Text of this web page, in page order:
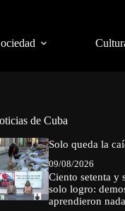
de Cuba
Solo queda la
09/08/2026
Ciento setenta y
solo logro:
aprendieron nada